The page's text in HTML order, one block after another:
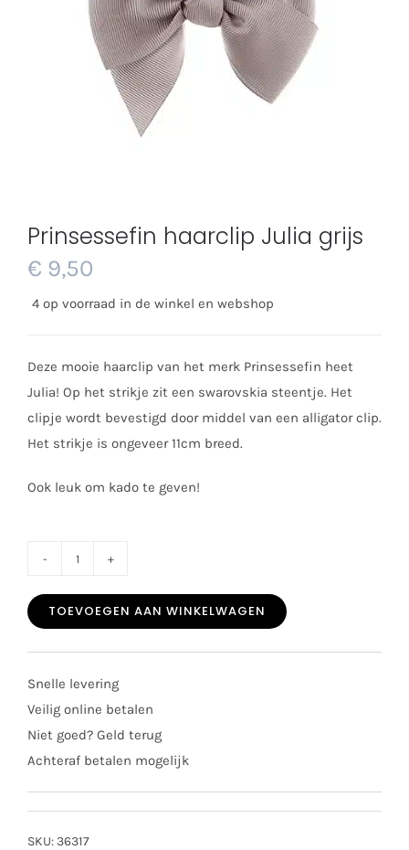
Prinsessefin haarclip Julia grijs
€ 9,50
4 op voorraad in de winkel en webshop
Deze mooie haarclip van het merk Prinsessefin heet
Julia! Op het strikje zit een swarovskia steentje. Het
clipje wordt bevestigd door middel van een alligator clip.
Het strikje is ongeveer 11cm breed.
Ook leuk om kado te geven!
haarclip
TOEVOEGEN AAN WINKELWAGEN
Snelle levering
Veilig online betalen
Niet goed? Geld terug
Achteraf betalen mogelijk
SKU:36317